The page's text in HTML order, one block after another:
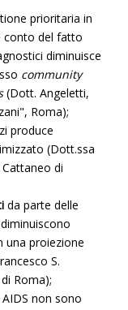
prioritaria in
conto del fatto
diminuisce
community
(Dott. Angeletti,
Roma);
produce
(Dott.ssa
di
da parte delle
diminuiscono
una proiezione
S.
Roma);
AIDS non sono